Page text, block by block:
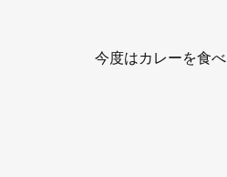
今度はカレーを食